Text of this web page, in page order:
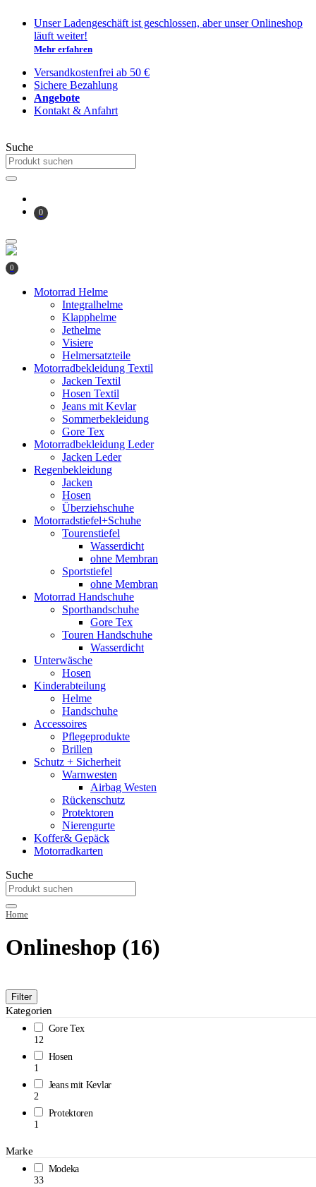
Inhalt
springen
Unser Ladengeschäft ist geschlossen, aber unser Onlineshop
läuft weiter!
Mehr erfahren
Versandkostenfrei ab 50 €
Sichere Bezahlung
Angebote
Kontakt & Anfahrt
Suche
0
0
Motorrad Helme
Integralhelme
Klapphelme
Jethelme
Visiere
Helmersatzteile
Motorradbekleidung Textil
Jacken Textil
Hosen Textil
Jeans mit Kevlar
Sommerbekleidung
Gore Tex
Motorradbekleidung Leder
Jacken Leder
Regenbekleidung
Jacken
Hosen
Überziehschuhe
Motorradstiefel+Schuhe
Tourenstiefel
Wasserdicht
ohne Membran
Sportstiefel
ohne Membran
Motorrad Handschuhe
Sporthandschuhe
Gore Tex
Touren Handschuhe
Wasserdicht
Unterwäsche
Hosen
Kinderabteilung
Helme
Handschuhe
Accessoires
Pflegeprodukte
Brillen
Schutz + Sicherheit
Warnwesten
Airbag Westen
Rückenschutz
Protektoren
Nierengurte
Koffer& Gepäck
Motorradkarten
Suche
Home
Onlineshop (16)
Filter
Kategorien
Gore Tex
12
Hosen
1
Jeans mit Kevlar
2
Protektoren
1
Marke
Modeka
33